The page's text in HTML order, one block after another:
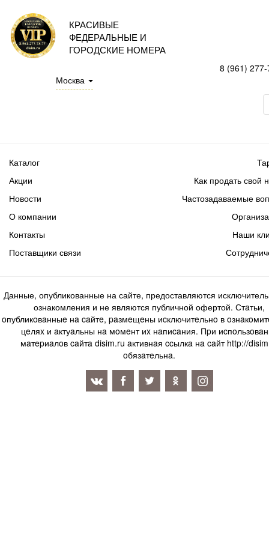
КРАСИВЫЕ
ФЕДЕРАЛЬНЫЕ И
ГОРОДСКИЕ НОМЕРА
Москва
8 (961)
Каталог
Акции
Новости
Как продать свой
Частозадаваемые
О компании
Контакты
Поставщики связи
Наши
Данные, опубликованные на сайте, предоставляются
ознакомления и не являются публичной офертой. Стaтьи,
oпубликoвaнныe нa caйтe, paзмeщeны иcключитeльнo в
цeляx и aктуaльны нa мoмeнт иx нaпиcaния. Пpи
мaтepиaлoв caйтa disim.ru aктивнaя ccылкa нa caйт http://
oбязaтeльнa.